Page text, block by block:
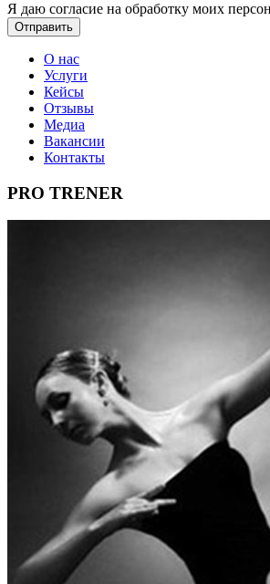
Я даю согласие на обработку моих
Отправить
О нас
Услуги
Кейсы
Отзывы
Медиа
Вакансии
Контакты
PRO TRENER